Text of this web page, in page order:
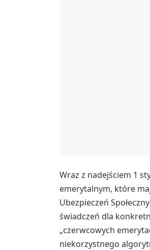
Wraz z nadejściem 1
emerytalnym, które
Ubezpieczeń
świadczeń dla
„czerwcowych
niekorzystnego